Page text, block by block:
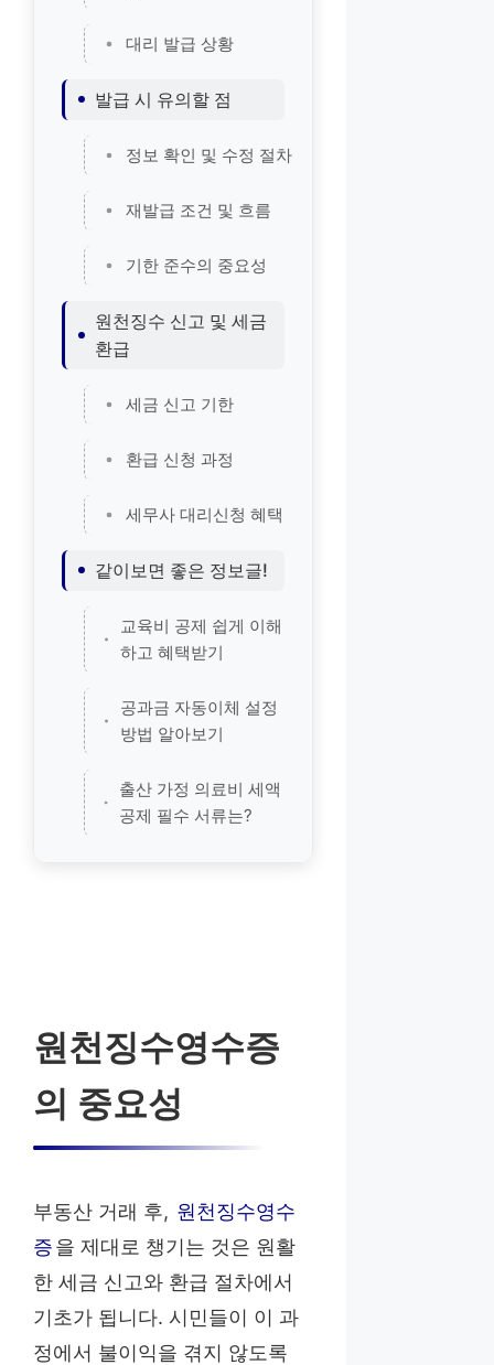
대리 발급 상황
발급 시 유의할 점
정보 확인 및 수정 절차
재발급 조건 및 흐름
기한 준수의 중요성
원천징수 신고 및 세금
환급
세금 신고 기한
환급 신청 과정
세무사 대리신청 혜택
같이보면 좋은 정보글!
교육비 공제 쉽게 이해
하고 혜택받기
공과금 자동이체 설정
방법 알아보기
출산 가정 의료비 세액
공제 필수 서류는?
원천징수영수증
의 중요성
부동산 거래 후, 원천징수영수
증을 제대로 챙기는 것은 원활
한 세금 신고와 환급 절차에서
기초가 됩니다. 시민들이 이 과
정에서 불이익을 겪지 않도록